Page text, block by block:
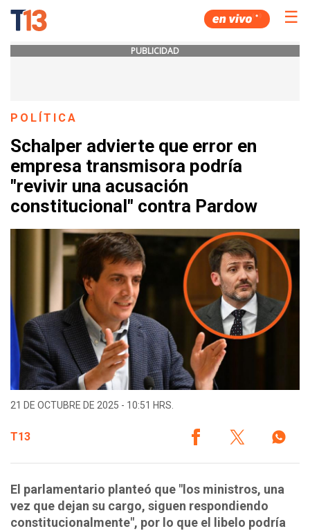
☰
PUBLICIDAD
POLÍTICA
Schalper advierte que error en
empresa transmisora podría
"revivir una acusación
constitucional" contra Pardow
21 DE OCTUBRE DE 2025 - 10:51 HRS.
T13
El parlamentario planteó que "los ministros, una
vez que dejan su cargo, siguen respondiendo
constitucionalmente", por lo que el libelo podría